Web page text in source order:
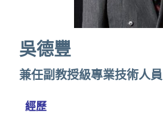
吳德豐​​
兼任副教授級專業技術人員
經歷